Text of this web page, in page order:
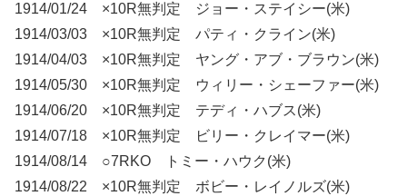
1914/01/24 ×10R無判定 ジョー・ステイシー(米)
1914/03/03 ×10R無判定 パティ・クライン(米)
1914/04/03 ×10R無判定 ヤング・アブ・ブラウン(米)
1914/05/30 ×10R無判定 ウィリー・シェーファー(米)
1914/06/20 ×10R無判定 テディ・ハブス(米)
1914/07/18 ×10R無判定 ビリー・クレイマー(米)
1914/08/14 ○7RKO トミー・ハウク(米)
1914/08/22 ×10R無判定 ボビー・レイノルズ(米)